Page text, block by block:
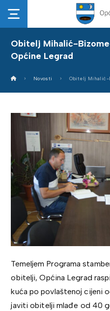
Obitelj Mihalić-
Općine Legrad
Novosti Obitelj Mihalić-
Temeljem Programa
obitelji, Općina Legrad
kuća po povlaštenoj cijeni
javiti obitelji mlađe od 40